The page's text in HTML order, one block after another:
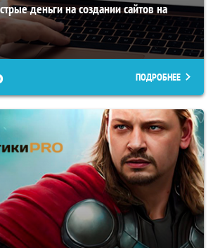
деньги на создании сайтов на
ПОДРОБНЕЕ